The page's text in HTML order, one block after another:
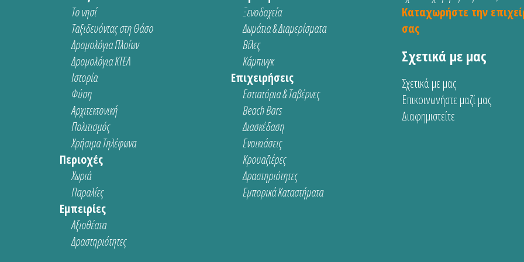
Το νησί
Ταξιδευόντας στη Θάσο
Δρομολόγια Πλοίων
Δρομολόγια ΚΤΕΛ
Ιστορία
Φύση
Αρχιτεκτονική
Πολιτισμός
Χρήσιμα Τηλέφωνα
Περιοχές
Χωριά
Παραλίες
Εμπειρίες
Αξιοθέατα
Δραστηριότητες
Ξενοδοχεία
Δωμάτια & Διαμερίσματα
Βίλες
Κάμπινγκ
Επιχειρήσεις
Εστιατόρια & Ταβέρνες
Beach Bars
Διασκέδαση
Ενοικιάσεις
Κρουαζιέρες
Δραστηριότητες
Εμπορικά Καταστήματα
Καταχωρήστε την
σας
Σχετικά με μας
Σχετικά με μας
Επικοινωνήστε μαζί μας
Διαφημιστείτε